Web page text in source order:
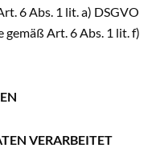
6 Abs. 1 lit. a) DSGVO
Art. 6 Abs. 1 lit. f)
VERARBEITET